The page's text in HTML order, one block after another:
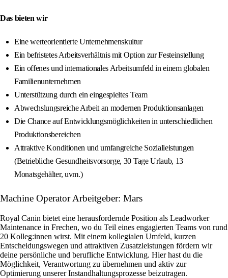
Das bieten wir
Eine werteorientierte Unternehmenskultur
Ein befristetes Arbeitsverhältnis mit Option zur Festeinstellung
Ein offenes und internationales Arbeitsumfeld in einem globalen
Familienunternehmen
Unterstützung durch ein eingespieltes Team
Abwechslungsreiche Arbeit an modernen Produktionsanlagen
Die Chance auf Entwicklungsmöglichkeiten in unterschiedlichen
Produktionsbereichen
Attraktive Konditionen und umfangreiche Sozialleistungen
(Betriebliche Gesundheitsvorsorge, 30 Tage Urlaub, 13
Monatsgehälter, uvm.)
Machine Operator Arbeitgeber: Mars
Royal Canin bietet eine herausfordernde Position als Leadworker
Maintenance in Frechen, wo du Teil eines engagierten Teams von rund
20 Kolleg:innen wirst. Mit einem kollegialen Umfeld, kurzen
Entscheidungswegen und attraktiven Zusatzleistungen fördern wir
deine persönliche und berufliche Entwicklung. Hier hast du die
Möglichkeit, Verantwortung zu übernehmen und aktiv zur
Optimierung unserer Instandhaltungsprozesse beizutragen.